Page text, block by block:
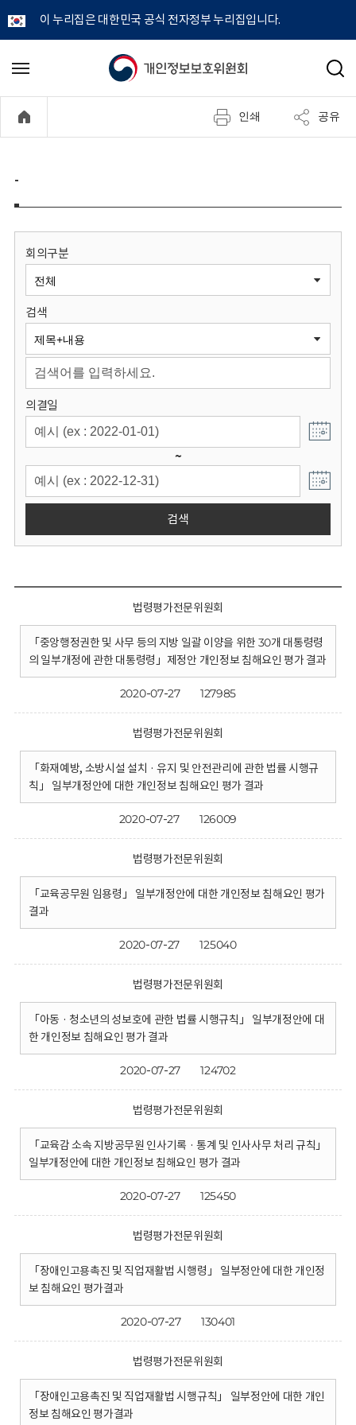
이 누리집은 대한민국 공식 전자정부 누리집입니다.
개
정
보
원
회
메
기
검
인쇄 공유
-
회의구분
검색
의결일
~
검색
법령평가전문위원회
「중앙행정권한 및 사무 등의 지방 일괄 이양을 위한 30개 대통령령
의 일부개정에 관한 대통령령」제정안 개인정보 침해요인 평가 결과
2020-07-27 127985
법령평가전문위원회
「화재예방, 소방시설 설치 · 유지 및 안전관리에 관한 법률 시행규
칙」 일부개정안에 대한 개인정보 침해요인 평가 결과
2020-07-27 126009
법령평가전문위원회
「교육공무원 임용령」 일부개정안에 대한 개인정보 침해요인 평가
결과
2020-07-27 125040
법령평가전문위원회
「아동 · 청소년의 성보호에 관한 법률 시행규칙」 일부개정안에 대
한 개인정보 침해요인 평가 결과
2020-07-27 124702
법령평가전문위원회
「교육감 소속 지방공무원 인사기록 · 통계 및 인사사무 처리 규칙」
일부개정안에 대한 개인정보 침해요인 평가 결과
2020-07-27 125450
법령평가전문위원회
「장애인고용촉진 및 직업재활법 시행령」 일부정안에 대한 개인정
보 침해요인 평가결과
2020-07-27 130401
법령평가전문위원회
「장애인고용촉진 및 직업재활법 시행규칙」 일부정안에 대한 개인
정보 침해요인 평가결과